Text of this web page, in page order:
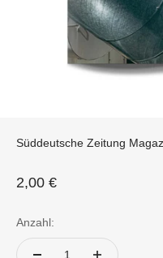
Süddeutsche Zeitung
Angebot
2,00 €
Anzahl: